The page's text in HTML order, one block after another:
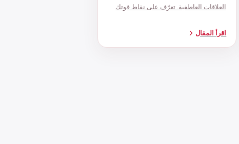
العلاقات العاطفية. تعرّف على نقاط قوتك
ليشعر بالأمان والسعادة مع شريكه.
اقرأ المقال